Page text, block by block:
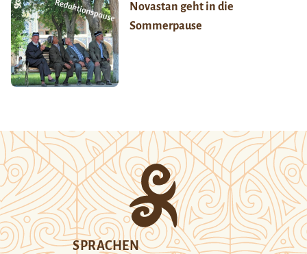
Novastan geht in die
Sommerpause
SPRACHEN